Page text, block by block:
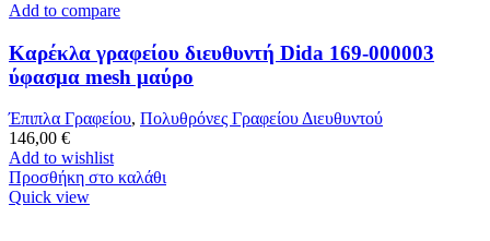
Add to compare
Καρέκλα γραφείου διευθυντή Dida 169-000003
ύφασμα mesh μαύρο
Έπιπλα Γραφείου, Πολυθρόνες Γραφείου Διευθυντού
146,00 €
Add to wishlist
Προσθήκη στο καλάθι
Quick view